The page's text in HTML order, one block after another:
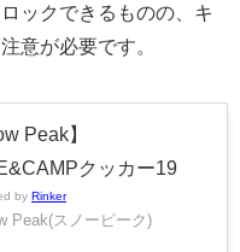
ックできるものの、キ
意が必要です。
Peak】
クッカー19
by Rinker
Peak(スノーピーク)